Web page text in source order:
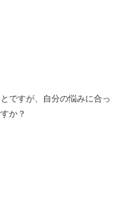
ですが、自分の悩みに合っ
か？